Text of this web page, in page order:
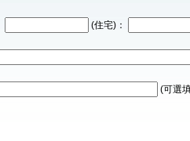
(住宅)：
(可選